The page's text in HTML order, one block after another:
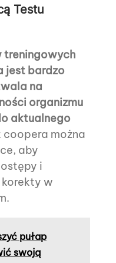
Testu
treningowych
jest bardzo
na
organizmu
aktualnego
coopera można
aby
i
w
pułap
swoją